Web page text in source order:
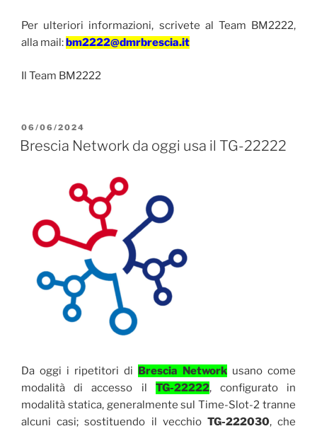
Per ulteriori informazioni, scrivete al Team BM2222,
alla mail: bm2222@dmrbrescia.it
Il Team BM2222
PUBBLICATO
IL
06/06/2024
Brescia Network da oggi usa il TG-22222
Da oggi i ripetitori di Brescia Network usano come
modalità di accesso il TG-22222, configurato in
modalità statica, generalmente sul Time-Slot-2 tranne
alcuni casi; sostituendo il vecchio TG-222030, che